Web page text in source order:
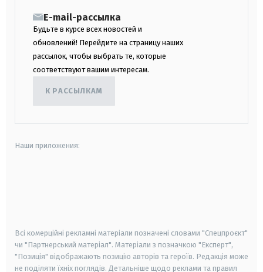
E-mail-рассылка
Будьте в курсе всех новостей и
обновлений! Перейдите на страницу наших
рассылок, чтобы выбрать те, которые
соответствуют вашим интересам.
К РАССЫЛКАМ
Наши приложения:
Всі комерційні рекламні матеріали позначені словами "Спецпроєкт"
чи "Партнерський матеріал". Матеріали з позначкою "Експерт",
"Позиція" відображають позицію авторів та героїв. Редакція може
не поділяти їхніх поглядів. Детальніше щодо реклами та правил